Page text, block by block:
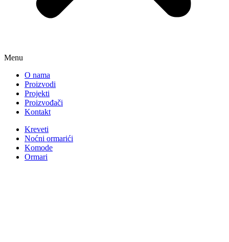
Menu
O nama
Proizvodi
Projekti
Proizvođači
Kontakt
Kreveti
Noćni ormarići
Komode
Ormari